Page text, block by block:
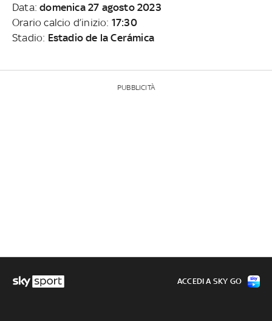
Data:domenica 27 agosto 2023
Orario calcio d’inizio: 17:30
Stadio: Estadio de la Cerámica
PUBBLICITÀ
ACCEDI A SKY GO